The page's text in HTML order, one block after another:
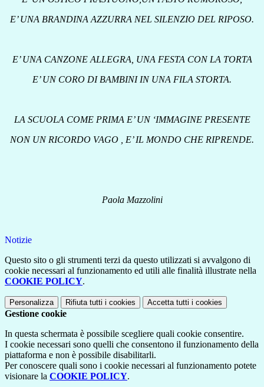
E’ UNA BRANDINA AZZURRA NEL SILENZIO DEL RIPOSO.
E’ UNA CANZONE ALLEGRA, UNA FESTA CON LA TORTA
E’ UN CORO DI BAMBINI IN UNA FILA STORTA.
LA SCUOLA COME PRIMA E’ UN ‘IMMAGINE PRESENTE
NON UN RICORDO VAGO , E’ IL MONDO CHE RIPRENDE.
Paola Mazzolini
Notizie
Questo sito o gli strumenti terzi da questo utilizzati si avvalgono di
cookie necessari al funzionamento ed utili alle finalità illustrate nella
COOKIE POLICY.
Personalizza Rifiuta tutti i cookies Accetta tutti i cookies
Gestione cookie
In questa schermata è possibile scegliere quali cookie consentire.
I cookie necessari sono quelli che consentono il funzionamento della
piattaforma e non è possibile disabilitarli.
Per conoscere quali sono i cookie necessari al funzionamento potete
visionare la COOKIE POLICY.